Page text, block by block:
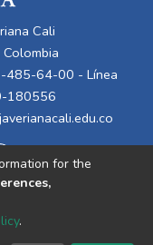
Cali
64-00 - Línea
180556
for the
.